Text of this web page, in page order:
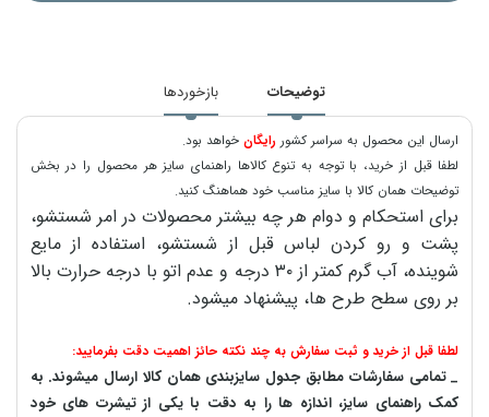
توضیحات بازخوردها
ارسال این محصول به سراسر کشور رایگانخواهد بود.
لطفا قبل از خرید، با توجه به تنوع کالاها راهنمای سایز هر محصول را در بخش
توضیحات همان کالا با سایز مناسب خود هماهنگ کنید.
برای استحکام و دوام هر چه بیشتر محصولات در امر شستشو،
پشت و رو کردن لباس قبل از شستشو، استفاده از مایع
شوینده، آب گرم کمتر از ۳۰ درجه و عدم اتو با درجه حرارت بالا
بر روی سطح طرح ها، پیشنهاد میشود.
لطفا قبل از خرید و ثبت سفارش به چند نکته حائز اهمیت دقت بفرمایید:
_ تمامی سفارشات مطابق جدول سایزبندی همان کالا ارسال میشوند. به
کمک راهنمای سایز، اندازه ها را به دقت با یکی از تیشرت های خود